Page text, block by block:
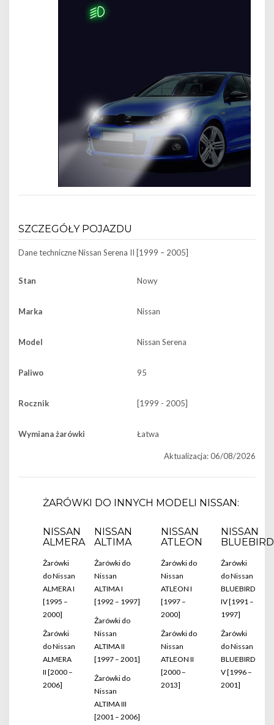
SZCZEGÓŁY POJAZDU
Dane techniczneNissan Serena II [1999 – 2005]
Stan Nowy
Marka Nissan
Model Nissan Serena
Paliwo 95
Rocznik [1999 - 2005]
Wymiana żarówki Łatwa
Aktualizacja: 06/08/2026
ŻARÓWKI DO INNYCH MODELI NISSAN:
NISSAN
ALMERA
Żarówki
do Nissan
ALMERA I
[1995 –
2000]
Żarówki
do Nissan
ALMERA
II [2000 –
2006]
NISSAN
ALTIMA
Żarówki do
Nissan
ALTIMA I
[1992 – 1997]
Żarówki do
Nissan
ALTIMA II
[1997 – 2001]
Żarówki do
Nissan
ALTIMA III
[2001 – 2006]
NISSAN
ATLEON
Żarówki do
Nissan
ATLEON I
[1997 –
2000]
Żarówki do
Nissan
ATLEON II
[2000 –
2013]
NISSAN
BLUEBIRD
Żarówki
do Nissan
BLUEBIRD
IV [1991 –
1997]
Żarówki
do Nissan
BLUEBIRD
V [1996 –
2001]